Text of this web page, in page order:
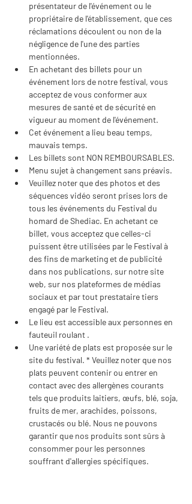
présentateur de l'événement ou le
propriétaire de l'établissement, que ces
réclamations découlent ou non de la
négligence de l'une des parties
mentionnées.
En achetant des billets pour un
événement lors de notre festival, vous
acceptez de vous conformer aux
mesures de santé et de sécurité en
vigueur au moment de l'événement.
Cet événement a lieu beau temps,
mauvais temps.
Les billets sont NON REMBOURSABLES.
Menu sujet à changement sans préavis.
Veuillez noter que des photos et des
séquences vidéo seront prises lors de
tous les événements du Festival du
homard de Shediac. En achetant ce
billet, vous acceptez que celles-ci
puissent être utilisées par le Festival à
des fins de marketing et de publicité
dans nos publications, sur notre site
web, sur nos plateformes de médias
sociaux et par tout prestataire tiers
engagé par le Festival.
Le lieu est accessible aux personnes en
fauteuil roulant .
Une variété de plats est proposée sur le
site du festival. * Veuillez noter que nos
plats peuvent contenir ou entrer en
contact avec des allergènes courants
tels que produits laitiers, œufs, blé, soja,
fruits de mer, arachides, poissons,
crustacés ou blé. Nous ne pouvons
garantir que nos produits sont sûrs à
consommer pour les personnes
souffrant d'allergies spécifiques.